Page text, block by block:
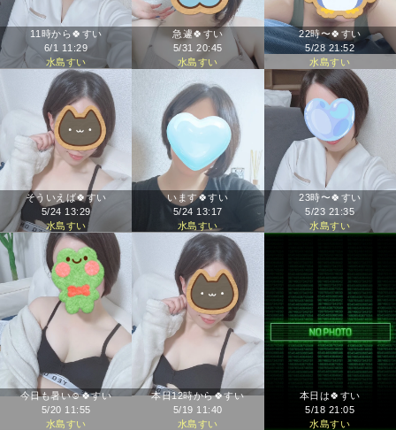
11時から🍀すい
6/1 11:29
水島すい
急遽🍀すい
5/31 20:45
水島すい
22時〜🍀すい
5/28 21:52
水島すい
そういえば🍀すい
5/24 13:29
水島すい
います🍀すい
5/24 13:17
水島すい
23時〜🍀すい
5/23 21:35
水島すい
今日も暑い☺️🍀すい
5/20 11:55
水島すい
本日12時から🍀すい
5/19 11:40
水島すい
本日は🍀すい
5/18 21:05
水島すい